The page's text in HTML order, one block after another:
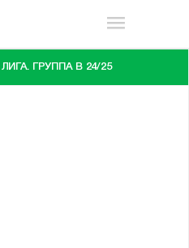
ГРУППА В 24/25